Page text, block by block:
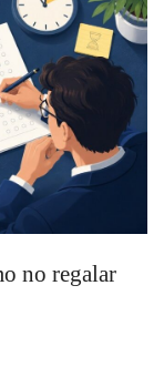
no regalar